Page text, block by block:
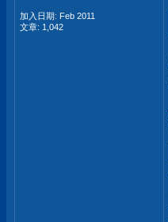
加入日期: Feb 2011
文章: 1,042